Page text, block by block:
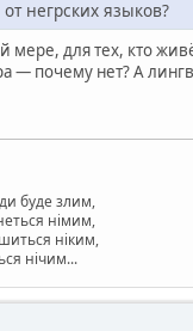
негрских языков?
мере, для тех, кто
— почему нет? А
буде злим,
німим,
ніким,
нічим...